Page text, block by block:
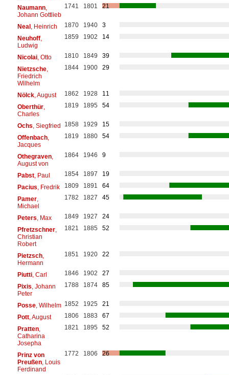
Naumann,
Johann Gottlieb
1741 1801 21
Neal, Heinrich 1870 1940
3
Neuhoff,
Ludwig
1859 1902 14
Nicolai, Otto 1810 1849
39
Nietzsche,
Friedrich
Wilhelm
1844 1900 29
Nölck, August 1862 1928
11
Oberthür,
Charles
1819 1895 54
Ochs , Siegfried 1858 1929
15
Offenbach,
Jacques
1819 1880 54
Othegraven,
August von
1864 1946 9
Pabst, Paul 1854 1897
19
Pacius , Fredrik 1809 1891
64
Pamer,
Michael
1782 1827 45
Peters , Max 1849 1927
24
Pfretzschner,
Christian
Robert
1821 1885 52
Pietzsch,
Hermann
1851 1920 22
Piutti, Carl 1846 1902
27
Pixis , Johann
Peter
1788 1874 85
Posse, Wilhelm 1852 1925
21
Pott, August 1806 1883
67
Pratten,
Catharina
Josepha
1821 1895 52
Prinz von
Preußen, Louis
Ferdinand
1772 1806 26